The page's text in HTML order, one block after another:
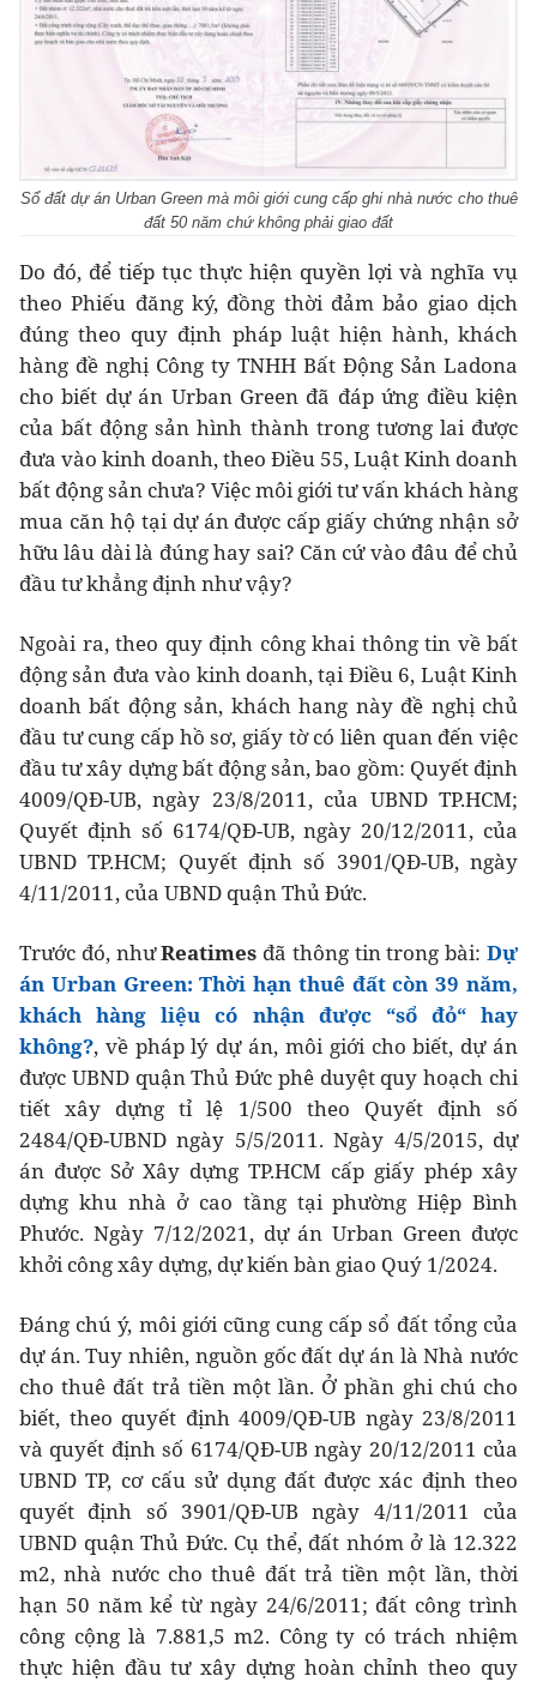
Sổ đất dự án Urban Green mà môi giới cung cấp ghi nhà nước cho thuê
đất 50 năm chứ không phải giao đất
Do đó, để tiếp tục thực hiện quyền lợi và nghĩa vụ
theo Phiếu đăng ký, đồng thời đảm bảo giao dịch
đúng theo quy định pháp luật hiện hành, khách
hàng đề nghị Công ty TNHH Bất Động Sản Ladona
cho biết dự án Urban Green đã đáp ứng điều kiện
của bất động sản hình thành trong tương lai được
đưa vào kinh doanh, theo Điều 55, Luật Kinh doanh
bất động sản chưa? Việc môi giới tư vấn khách hàng
mua căn hộ tại dự án được cấp giấy chứng nhận sở
hữu lâu dài là đúng hay sai? Căn cứ vào đâu để chủ
đầu tư khẳng định như vậy?
Ngoài ra, theo quy định công khai thông tin về bất
động sản đưa vào kinh doanh, tại Điều 6, Luật Kinh
doanh bất động sản, khách hang này đề nghị chủ
đầu tư cung cấp hồ sơ, giấy tờ có liên quan đến việc
đầu tư xây dựng bất động sản, bao gồm: Quyết định
4009/QĐ-UB, ngày 23/8/2011, của UBND TP.HCM;
Quyết định số 6174/QĐ-UB, ngày 20/12/2011, của
UBND TP.HCM; Quyết định số 3901/QĐ-UB, ngày
4/11/2011, của UBND quận Thủ Đức.
Trước đó, nhưReatimes đã thông tin trong bài:Dự
án Urban Green: Thời hạn thuê đất còn 39 năm,
khách hàng liệu có nhận được “sổ đỏ“ hay
không?, về pháp lý dự án, môi giới cho biết, dự án
được UBND quận Thủ Đức phê duyệt quy hoạch chi
tiết xây dựng tỉ lệ 1/500 theo Quyết định số
2484/QĐ-UBND ngày 5/5/2011. Ngày 4/5/2015, dự
án được Sở Xây dựng TP.HCM cấp giấy phép xây
dựng khu nhà ở cao tầng tại phường Hiệp Bình
Phước. Ngày 7/12/2021, dự án Urban Green được
khởi công xây dựng, dự kiến bàn giao Quý 1/2024.
Đáng chú ý, môi giới cũng cung cấp sổ đất tổng của
dự án. Tuy nhiên, nguồn gốc đất dự án là Nhà nước
cho thuê đất trả tiền một lần. Ở phần ghi chú cho
biết, theo quyết định 4009/QĐ-UB ngày 23/8/2011
và quyết định số 6174/QĐ-UB ngày 20/12/2011 của
UBND TP, cơ cấu sử dụng đất được xác định theo
quyết định số 3901/QĐ-UB ngày 4/11/2011 của
UBND quận Thủ Đức. Cụ thể, đất nhóm ở là 12.322
m2, nhà nước cho thuê đất trả tiền một lần, thời
hạn 50 năm kể từ ngày 24/6/2011; đất công trình
công cộng là 7.881,5 m2. Công ty có trách nhiệm
thực hiện đầu tư xây dựng hoàn chỉnh theo quy